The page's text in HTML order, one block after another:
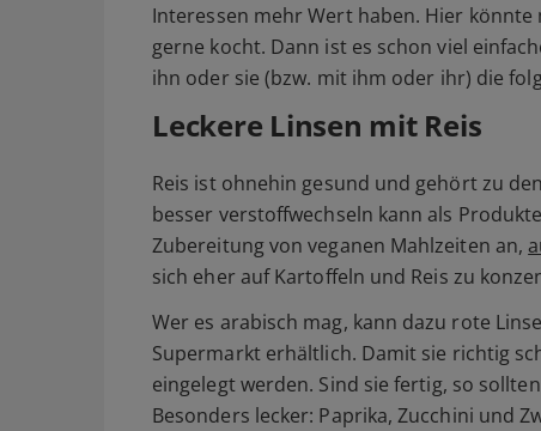
Interessen mehr Wert haben. Hier
gerne kocht. Dann ist es schon viel
ihn oder sie (bzw. mit ihm oder ihr) die
Leckere Linsen mit Reis
Reis ist ohnehin gesund und gehört zu
besser verstoffwechseln kann als
Zubereitung von veganen Mahlzeiten an,
sich eher auf Kartoffeln und Reis zu
Wer es arabisch mag, kann dazu rote
Supermarkt erhältlich. Damit sie richtig
eingelegt werden. Sind sie fertig, so
Besonders lecker: Paprika, Zucchini und